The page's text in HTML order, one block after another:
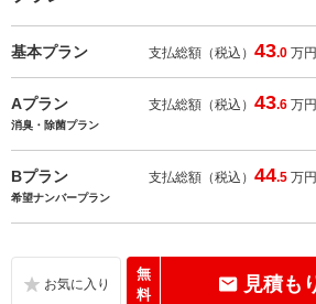
基本プラン 支払総額（税込）43.0 万円
Aプラン 支払総額（税込）43.6 万円
消臭・除菌プラン
Bプラン 支払総額（税込）44.5 万円
希望ナンバープラン
無
料
見積も